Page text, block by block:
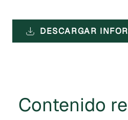
DESCARGAR
Contenido